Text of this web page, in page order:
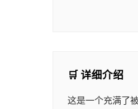
🛒 详细介绍
这是一个充满了